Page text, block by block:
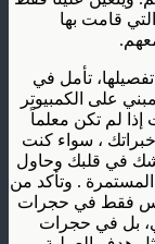
قامت بها
تأمل في
على الكمبيوتر
لم تكن معلماً
خبراتك ، سواء كنت
في قلبك وحاول
. وتأكد من
ليس فقط في حجرات
بل في حجرات